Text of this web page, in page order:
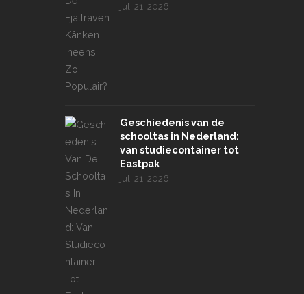
juli 21, 2026
Geschiedenis van de
schooltas in Nederland:
van studiecontainer tot
Eastpak
juli 21, 2026